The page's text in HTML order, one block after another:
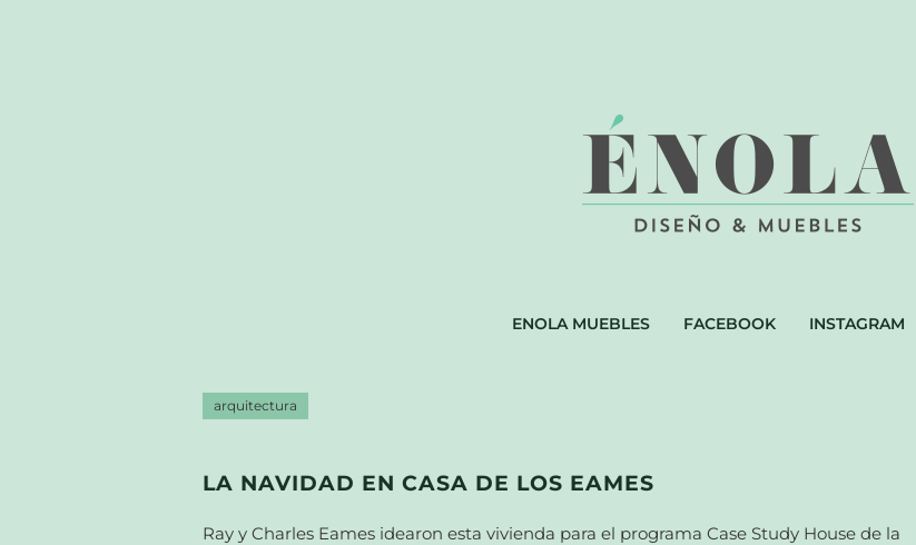
ENOLA MUEBLES FACEBOOK INSTAGRAM
arquitectura
LA NAVIDAD EN CASA DE LOS EAMES
Ray y Charles Eames idearon esta vivienda para el programa Case Study House de la